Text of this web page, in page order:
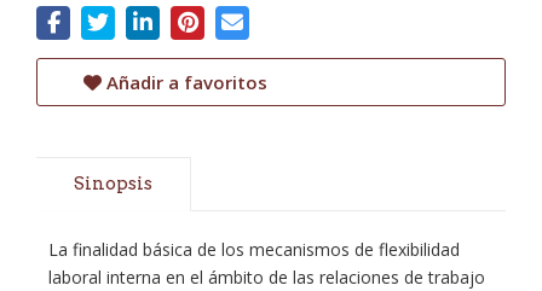
Añadir a favoritos
Sinopsis
La finalidad básica de los mecanismos de flexibilidad
laboral interna en el ámbito de las relaciones de trabajo